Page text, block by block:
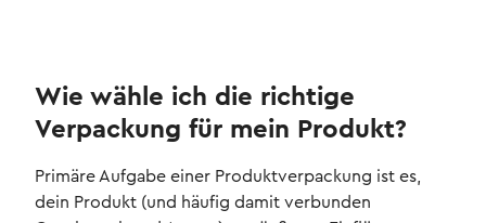
Wie wähle ich die richtige
Verpackung für mein Produkt?
Primäre Aufgabe einer Produktverpackung ist es,
dein Produkt (und häufig damit verbunden